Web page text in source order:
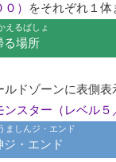
）
をそれぞれ１体
えるばしょ
る場所
ルドゾーンに表側
ンスター（レベル５
ましんジ・エンド
・エンド